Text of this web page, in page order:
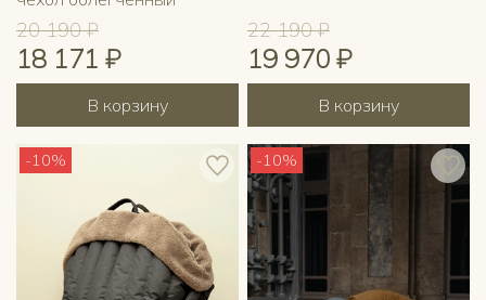
20 190 ₽
18 171 ₽
В корзину
22 190 ₽
19 970 ₽
В корзину
-10% -10%